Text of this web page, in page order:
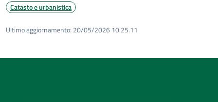
Catasto e urbanistica
Ultimo aggiornamento: 20/05/2026 10:25.11